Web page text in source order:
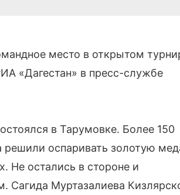
место в открытом
«Дагестан» в пресс-службе
в Тарумовке. Более 150
решили оспаривать золотую
Не остались в стороне и
Муртазалиева